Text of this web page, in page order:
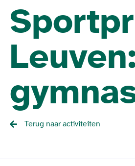
Leuven:
Terug naar activiteiten